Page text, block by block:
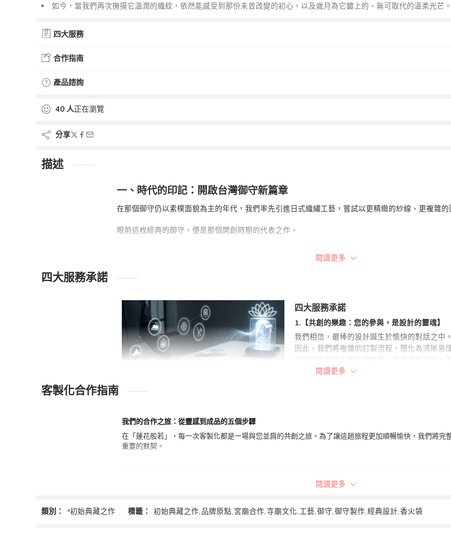
如今，當我們再次撫摸它溫潤的織紋，依然能感受到那份未曾改變的初心，以及歲月為它鍍上的、無可取代的溫柔光芒
四大服務
合作指南
產品諮詢
40 人正在瀏覽
分享
描述
一、時代的印記：開啟台灣御守新篇章
在那個御守仍以素樸面貌為主的年代，我們率先引進日式織繡工藝，嘗試以更精緻的紗線、更複雜
眼前這枚經典的御守，便是那個開創時期的代表之作。
它不僅是我們對品質的最初承諾，更是一場引領台灣御守美學的溫柔革命。
二、工藝的傳承：歷久彌新的匠心細節
經典材質：
我們從一開始，就堅持採用當時最優質的紗線。其飽滿的色澤與溫潤的觸感，不僅是作
準。
設計巧思：在設計上，我們致力於將傳統的吉祥符碼與宮廟文化，以細膩的現代美學重新詮釋。如
在每一款早期設計中最核心的探索與挑戰。
下了最堅實的基礎。
三、關於此典藏品
僅供鑑賞：本作品為「蓮花般若」的歷史典藏品，僅供展示，恕不提供複刻或銷售。我們以此向品
閱讀更多
四大服務承諾
四大服務承諾
1.【共創的樂趣：您的參與，是設計的靈魂】
我們相信，最棒的設計誕生於愉快的對話之中
因此，我們將複雜的訂製流程，簡化為清晰
萌芽到作品誕生的完整樂趣。無論您是提供
靈感，將其轉化為專業的設計方案。
好的設計，不應是預算的堆砌。
在「蓮花般若」，每一件作品都應是一個獨一
閱讀更多
客製化合作指南
我們的合作之旅：從靈感到成品的五個步驟
在「蓮花般若」，每一次客製化都是一場與您並肩的共創之旅。為了讓這趟旅程更加順暢愉快，我們將
重要的默契。
【第一步：深度溝通與報價】(雙向溝通 | 定位 / 產品項目 | 報價
這是一切美好的開始。
閱讀更多
類別： ⁴初始典藏之作 標籤： 初始典藏之作, 品牌原點, 宮廟合作,寺廟文化, 工藝,御守,御守製作,經典設計,香火袋